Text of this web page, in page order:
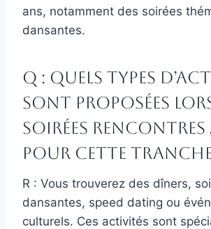
ans, notamment des soirées
dansantes.
Q : Quels types
sont proposées
soirées rencontres
pour cette tranche
R : Vous trouverez des dîners,
dansantes, speed dating ou
culturels. Ces activités sont